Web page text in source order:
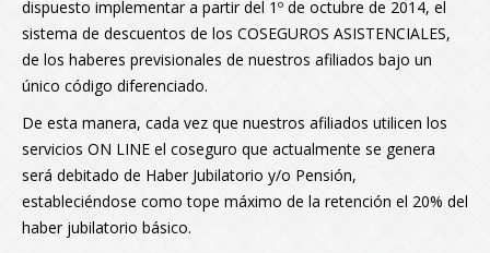
dispuesto implementar a partir del 1º de octubre de 2014, el
sistema de descuentos de los COSEGUROS ASISTENCIALES,
de los haberes previsionales de nuestros afiliados bajo un
único código diferenciado.
De esta manera, cada vez que nuestros afiliados utilicen los
servicios ON LINE el coseguro que actualmente se genera
será debitado de Haber Jubilatorio y/o Pensión,
estableciéndose como tope máximo de la retención el 20% del
haber jubilatorio básico.